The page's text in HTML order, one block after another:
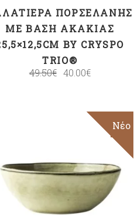
ΠΟΡΣΕΛΆΝΗΣ
ΜΕ ΒΆΣΗ ΑΚΑΚΊΑΣ
BY CRYSPO
TRIO®
49.50€ 40.00€
Sale
Νέο
ΠΡΟΣΘΉΚΗ ΣΤΟ
ΚΑΛΆΘΙ